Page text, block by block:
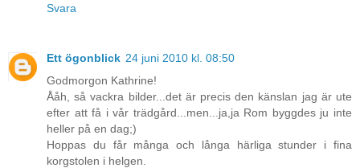
Svara
Ett ögonblick 24 juni 2010 kl. 08:50
Godmorgon Kathrine!
Ååh, så vackra bilder...det är precis den känslan jag är ute
efter att få i vår trädgård...men...ja,ja Rom byggdes ju inte
heller på en dag;)
Hoppas du får många och långa härliga stunder i fina
korgstolen i helgen.